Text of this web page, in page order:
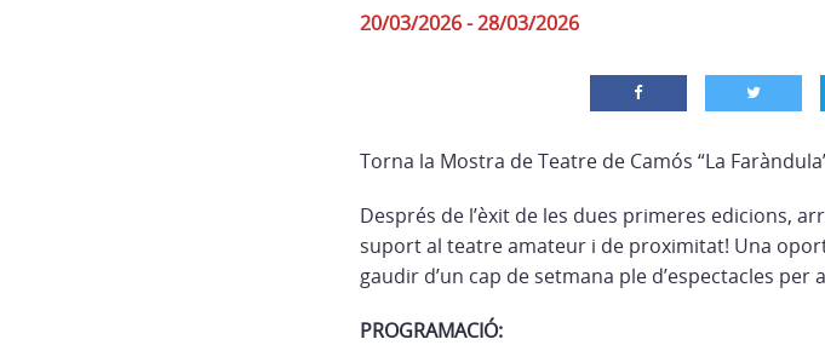
20/03/2026 - 28/03/2026
Torna la Mostra de Teatre de Camós “La
Després de l’èxit de les dues primeres edicions,
suport al teatre amateur i de proximitat! Una
gaudir d’un cap de setmana ple d’espectacles per
PROGRAMACIÓ: